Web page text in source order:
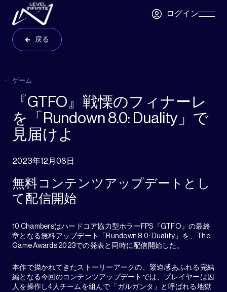
Skip to main content
ログインSkip
戻る
ゲーム
『GTFO』戦慄のフィナーレ
を「Rundown 8.0: Duality」で
見届けよ
2023年12月08日
無料コンテンツアップデートとし
て配信開始
10 Chambersはハードコア協力型ホラーFPS『GTFO』の最終
章となる無料アップデート「Rundown 8.0: Duality」を、The
Game Awards 2023での発表と同時に配信開始した。
本作で描かれてきたストーリーアークの、緊迫感あふれる完結
編となる今回のコンテンツアップデートでは、プレイヤーは囚
人を操作し4人チームを組んで「ガルガンタ」と呼ばれる地獄